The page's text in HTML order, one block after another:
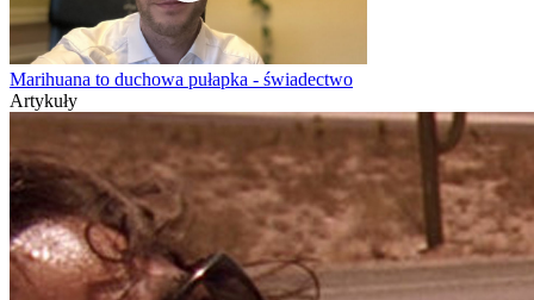
Marihuana to duchowa pułapka - świadectwo
Artykuły